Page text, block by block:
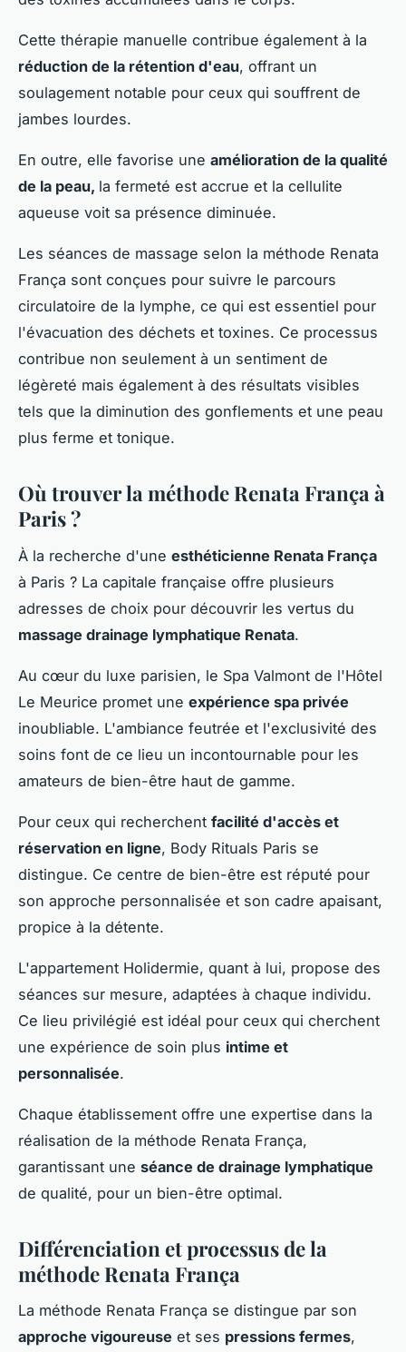
Cette thérapie manuelle contribue également à la
réduction de la rétention d'eau, offrant un
soulagement notable pour ceux qui souffrent de
jambes lourdes.
En outre, elle favorise une amélioration de la qualité
de la peau, la fermeté est accrue et la cellulite
aqueuse voit sa présence diminuée.
Les séances de massage selon la méthode Renata
França sont conçues pour suivre le parcours
circulatoire de la lymphe, ce qui est essentiel pour
l'évacuation des déchets et toxines. Ce processus
contribue non seulement à un sentiment de
légèreté mais également à des résultats visibles
tels que la diminution des gonflements et une peau
plus ferme et tonique.
Où trouver la méthode Renata França à
Paris ?
À la recherche d'une esthéticienne Renata França
à Paris ? La capitale française offre plusieurs
adresses de choix pour découvrir les vertus du
massage drainage lymphatique Renata.
Au cœur du luxe parisien, le Spa Valmont de l'Hôtel
Le Meurice promet une expérience spa privée
inoubliable. L'ambiance feutrée et l'exclusivité des
soins font de ce lieu un incontournable pour les
amateurs de bien-être haut de gamme.
Pour ceux qui recherchent facilité d'accès et
réservation en ligne, Body Rituals Paris se
distingue. Ce centre de bien-être est réputé pour
son approche personnalisée et son cadre apaisant,
propice à la détente.
L'appartement Holidermie, quant à lui, propose des
séances sur mesure, adaptées à chaque individu.
Ce lieu privilégié est idéal pour ceux qui cherchent
une expérience de soin plus intime et
personnalisée.
Chaque établissement offre une expertise dans la
réalisation de la méthode Renata França,
garantissant une séance de drainage lymphatique
de qualité, pour un bien-être optimal.
Différenciation et processus de la
méthode Renata França
La méthode Renata França se distingue par son
approche vigoureuse et ses pressions fermes,